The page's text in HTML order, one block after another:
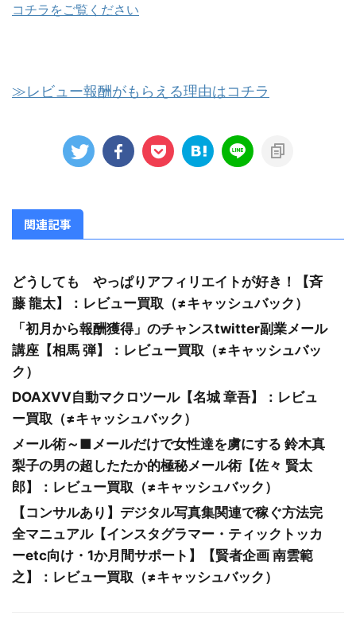
コチラをご覧ください
≫レビュー報酬がもらえる理由はコチラ
関連記事
どうしても やっぱりアフィリエイトが好き！【斉
藤 龍太】：レビュー買取（≠キャッシュバック）
「初月から報酬獲得」のチャンスtwitter副業メール
講座【相馬 弾】：レビュー買取（≠キャッシュバッ
ク）
DOAXVV自動マクロツール【名城 章吾】：レビュ
ー買取（≠キャッシュバック）
メール術～■メールだけで女性達を虜にする 鈴木真
梨子の男の超したたか的極秘メール術【佐々 賢太
郎】：レビュー買取（≠キャッシュバック）
【コンサルあり】デジタル写真集関連で稼ぐ方法完
全マニュアル【インスタグラマー・ティックトッカ
ーetc向け・1か月間サポート】【賢者企画 南雲範
之】：レビュー買取（≠キャッシュバック）